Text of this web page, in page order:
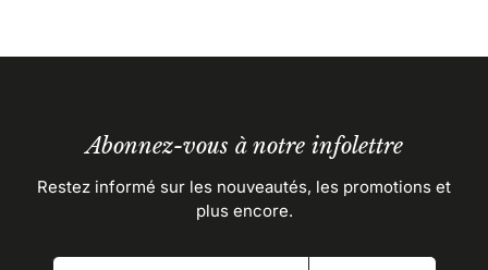
Abonnez-vous à notre infolettre
Restez informé sur les nouveautés, les promotions et
plus encore.